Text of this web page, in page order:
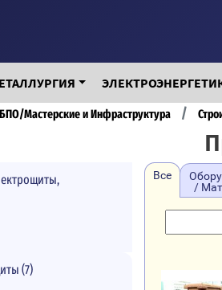
БПО/Мастерские и Инфраструктура
(7)
Все
/